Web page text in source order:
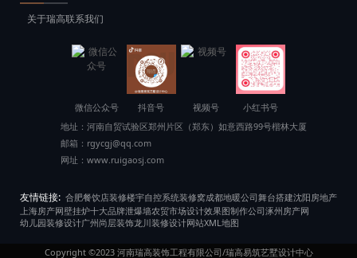
关于瑞高联系我们
微信公众号 抖音号 视频号
小红书号
地址： 河南自贸试验区郑州片区（郑东）如意西路99号楷林大厦
邮箱： rgycgj@qq.com
网址： www.ruigaosj.com
友情链接: 合肥餐饮店装修楼宇自控系统装修窝成都地暖公司舞台搭建沈阳房地产
上海房产网壁挂炉十大品牌泄爆墙农贸市场设计效果图制作公司涿州房产网
幼儿园装修设计广州尚层装饰龙川装修设计网站XML地图
Copyright ©2023 河南瑞高装饰工程有限公司/瑞高易筑艺墅设计中心